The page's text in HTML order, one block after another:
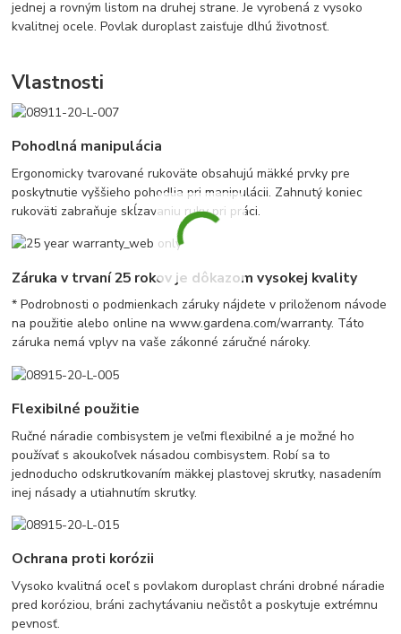
jednej a rovným listom na druhej strane. Je vyrobená z vysoko
kvalitnej ocele. Povlak duroplast zaisťuje dlhú životnosť.
Vlastnosti
Pohodlná manipulácia
Ergonomicky tvarované rukoväte obsahujú mäkké prvky pre
poskytnutie vyššieho pohodlia pri manipulácii. Zahnutý koniec
rukoväti zabraňuje skĺzavaniu ruky pri práci.
Záruka v trvaní 25 rokov je dôkazom vysokej kvality
* Podrobnosti o podmienkach záruky nájdete v priloženom návode
na použitie alebo online na www.gardena.com/warranty. Táto
záruka nemá vplyv na vaše zákonné záručné nároky.
Flexibilné použitie
Ručné náradie combisystem je veľmi flexibilné a je možné ho
používať s akoukoľvek násadou combisystem. Robí sa to
jednoducho odskrutkovaním mäkkej plastovej skrutky, nasadením
inej násady a utiahnutím skrutky.
Ochrana proti korózii
Vysoko kvalitná oceľ s povlakom duroplast chráni drobné náradie
pred koróziou, bráni zachytávaniu nečistôt a poskytuje extrémnu
pevnosť.